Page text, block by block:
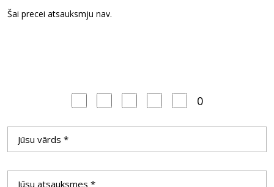
Šai precei atsauksmju nav.
0